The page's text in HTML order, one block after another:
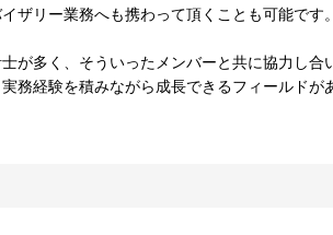
ザリー業務へも携わって頂くことも可能です。
が多く、そういったメンバーと共に協力し
務経験を積みながら成長できるフィールドが